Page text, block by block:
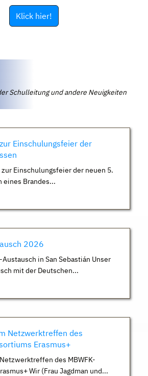
Klick hier!
Schulleitung und andere Neuigkeiten
Einschulungsfeier der
Einschulungsfeier der neuen 5.
eines Brandes...
2026
in San Sebastián Unser
mit der Deutschen...
Netzwerktreffen des
Erasmus+
des MBWFK-
Wir (Frau Jagdman und...